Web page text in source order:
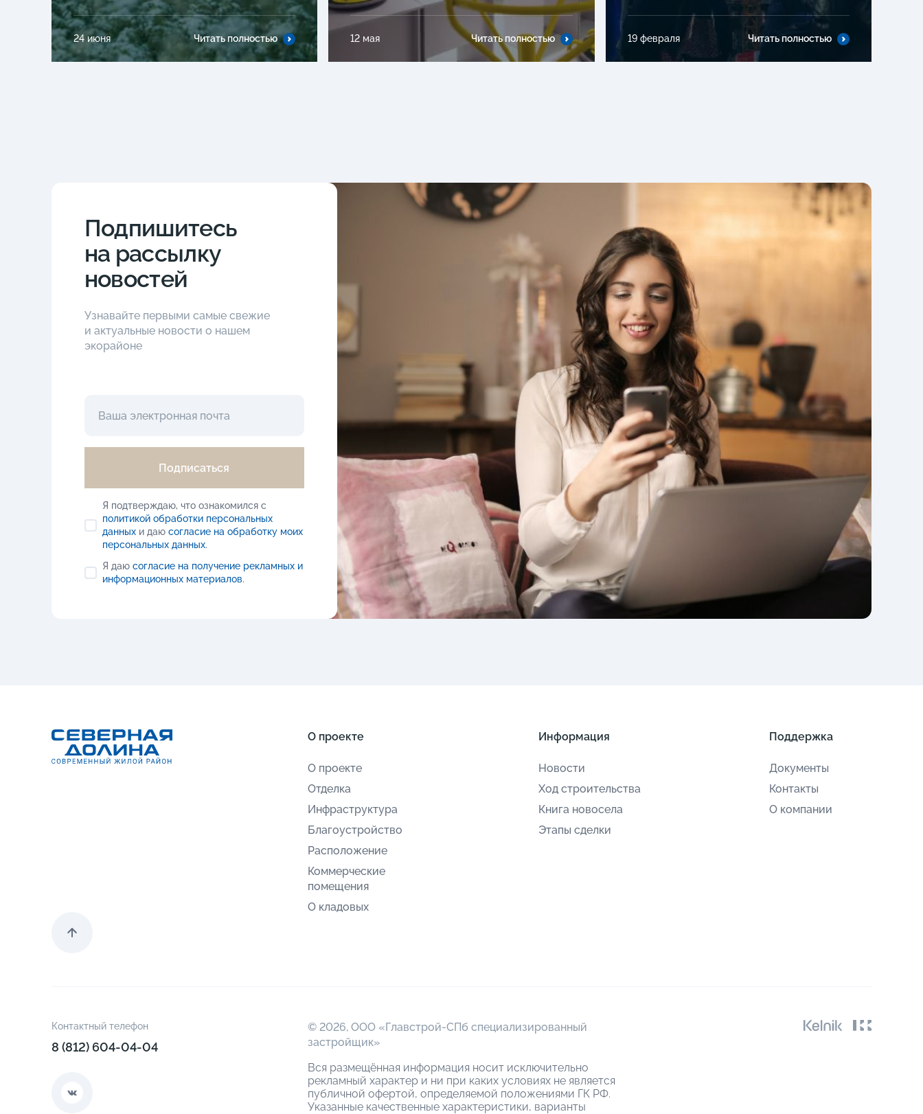
24 июня Читать полностью 12 мая Читать полностью 19 февраля Читать полностью
Подпишитесь
на рассылку
новостей
Узнавайте первыми самые свежие
и актуальные новости о нашем
экорайоне
Подписаться
Я подтверждаю, что ознакомился с
политикой обработки персональных
данныхи даю согласие на обработку моих
персональных данных.
Я даю согласие на получение рекламных и
информационных материалов.
О проекте
О проекте
Отделка
Инфраструктура
Благоустройство
Расположение
Коммерческие
помещения
О кладовых
Информация
Новости
Ход строительства
Книга новосела
Этапы сделки
Поддержка
Документы
Контакты
О компании
Контактный телефон
8 (812) 604-04-04
© 2026, ООО «Главстрой-СПб специализированный
застройщик»
Вся размещённая информация носит исключительно
рекламный характер и ни при каких условиях не является
публичной офертой, определяемой положениями ГК РФ.
Указанные качественные характеристики, варианты